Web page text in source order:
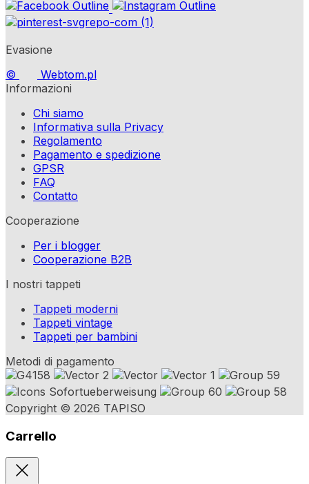
Evasione
©
Webtom.pl
Informazioni
Chi siamo
Informativa sulla Privacy
Regolamento
Pagamento e spedizione
GPSR
FAQ
Contatto
Cooperazione
Per i blogger
Cooperazione B2B
I nostri tappeti
Tappeti moderni
Tappeti vintage
Tappeti per bambini
Metodi di pagamento
Copyright © 2026 TAPISO
Carrello